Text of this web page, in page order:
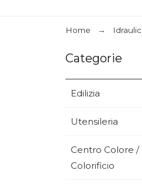
Home
Categorie
Edilizia
Utensileria
Centro Colore /
Colorificio